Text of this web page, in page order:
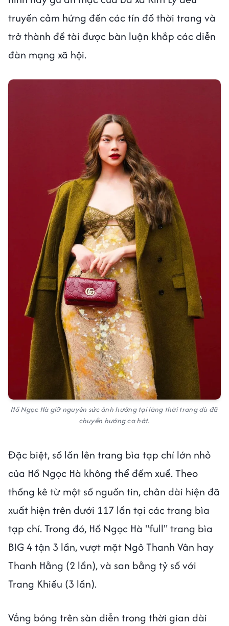
truyền cảm hứng đến các tín đồ thời trang và
trở thành đề tài được bàn luận khắp các diễn
đàn mạng xã hội.
Hồ Ngọc Hà giữ nguyên sức ảnh hưởng tại làng thời trang dù đã
chuyển hướng ca hát.
Đặc biệt, số lần lên trang bìa tạp chí lớn nhỏ
của Hồ Ngọc Hà không thể đếm xuể. Theo
thống kê từ một số nguồn tin, chân dài hiện đã
xuất hiện trên dưới 117 lần tại các trang bìa
tạp chí. Trong đó, Hồ Ngọc Hà "full" trang bìa
BIG 4 tận 3 lần, vượt mặt Ngô Thanh Vân hay
Thanh Hằng (2 lần), và san bằng tỷ số với
Trang Khiếu (3 lần).
Vắng bóng trên sàn diễn trong thời gian dài